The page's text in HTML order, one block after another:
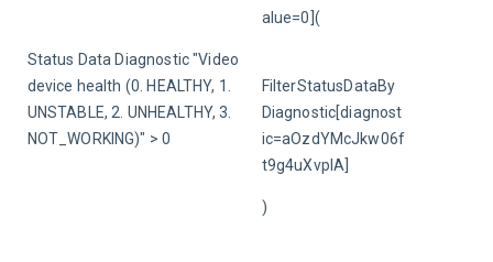
Status Data Diagnostic "Video
device health (0. HEALTHY, 1.
UNSTABLE, 2. UNHEALTHY, 3.
NOT_WORKING)" > 0
alue=0](
FilterStatusDataBy
Diagnostic[diagnost
ic=aOzdYMcJkw06f
t9g4uXvpIA]
)